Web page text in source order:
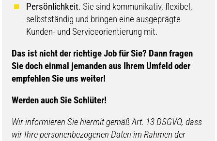
Persönlichkeit. Sie sind kommunikativ, flexibel,
selbstständig und bringen eine ausgeprägte
Kunden- und Serviceorientierung mit.
​​Das ist nicht der richtige Job für Sie? Dann fragen
Sie doch einmal jemanden aus Ihrem Umfeld oder
empfehlen Sie uns weiter!
Werden auch Sie Schlüter!
Wir informieren Sie hiermit gemäß Art. 13 DSGVO, dass
wir Ihre personenbezogenen Daten im Rahmen der